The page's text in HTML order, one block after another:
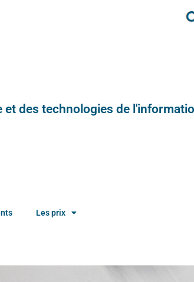
des technologies de
Les prix